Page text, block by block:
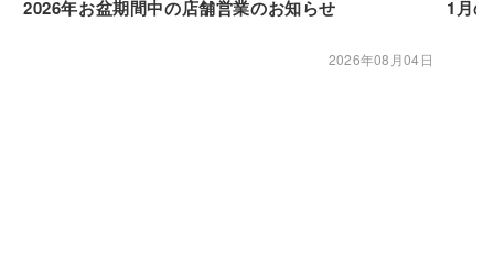
2026年お盆期間中の店舗営業のお知らせ
2026年08月04日
1月